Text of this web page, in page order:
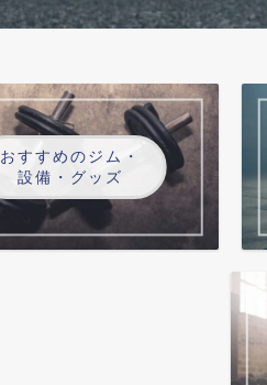
おすすめのジム・
設備・グッズ